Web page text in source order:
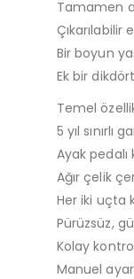
Tamamen
Bir boyun
Ek bir
Temel
5 yıl sınırlı
Ayak pedalı
Ağır çelik
Her iki uçta
Pürüzsüz,
Kolay
Manuel